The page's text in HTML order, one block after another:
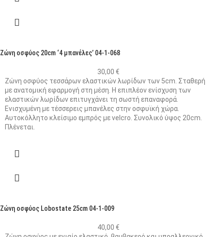
Ζώνη οσφύος 20cm ‘4 μπανέλες’ 04-1-068
30,00 €
Ζώνη οσφύος τεσσάρων ελαστικών λωρίδων των 5cm. Σταθερή
με ανατομική εφαρμογή στη μέση. Η επιπλέον ενίσχυση των
ελαστικών λωρίδων επιτυγχάνει τη σωστή επαναφορά.
Ενισχυμένη με τέσσερεις μπανέλες στην οσφυϊκή χώρα.
Αυτοκόλλητο κλείσιμο εμπρός με velcro. Συνολικό ύψος 20cm.
Πλένεται.
Ζώνη οσφύος Lobostate 25cm 04-1-009
40,00 €